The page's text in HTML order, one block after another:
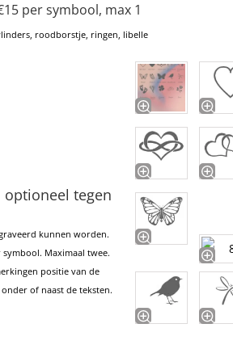
per symbool, max 1
roodborstje, ringen, libelle
optioneel tegen
kunnen worden.
Maximaal twee.
positie van de
of naast de teksten.